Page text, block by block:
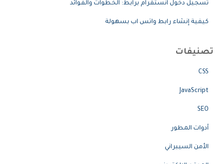
تسجيل دخول انستقرام برابط: الخطوات والفوائد
كيفية إنشاء رابط واتس اب بسهولة
تصنيفات
CSS
JavaScript
SEO
أدوات المطور
الأمن السيبراني